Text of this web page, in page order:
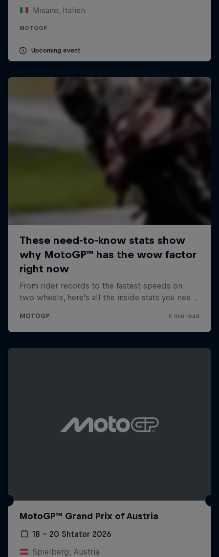
Misano, Italien
MOTOGP
Upcoming event
MotoGP™ Grand Prix of Austria
18 – 20 Shtator 2026
Spielberg, Austria